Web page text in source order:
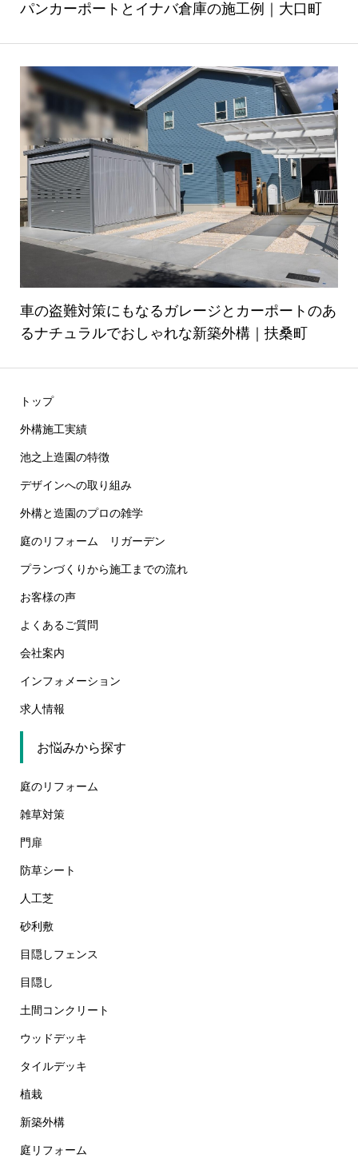
パンカーポートとイナバ倉庫の施工例｜大口町
車の盗難対策にもなるガレージとカーポートのあ
るナチュラルでおしゃれな新築外構｜扶桑町
トップ
外構施工実績
池之上造園の特徴
デザインへの取り組み
外構と造園のプロの雑学
庭のリフォーム リガーデン
プランづくりから施工までの流れ
お客様の声
よくあるご質問
会社案内
インフォメーション
求人情報
お悩みから探す
庭のリフォーム
雑草対策
門扉
防草シート
人工芝
砂利敷
目隠しフェンス
目隠し
土間コンクリート
ウッドデッキ
タイルデッキ
植栽
新築外構
庭リフォーム